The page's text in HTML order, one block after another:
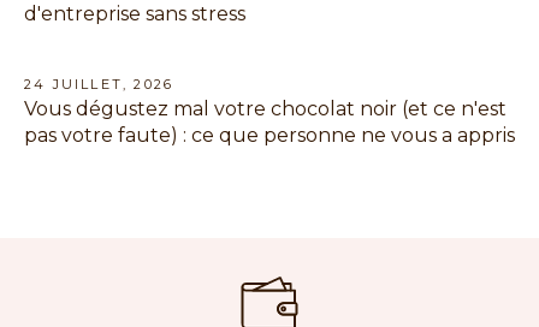
d'entreprise sans stress
24 JUILLET, 2026
Vous dégustez mal votre chocolat noir (et ce n'est
pas votre faute) : ce que personne ne vous a appris